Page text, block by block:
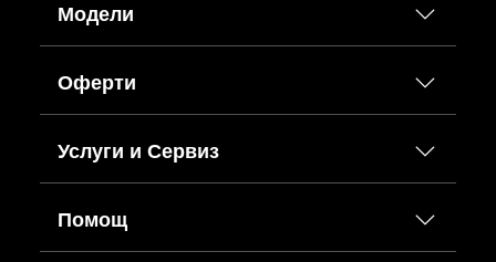
Модели
Оферти
Услуги и Сервиз
Помощ